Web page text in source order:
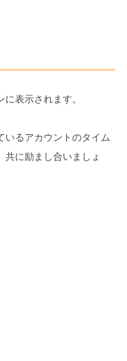
表示されます。
いるアカウントのタイム
共に励まし合いましょ